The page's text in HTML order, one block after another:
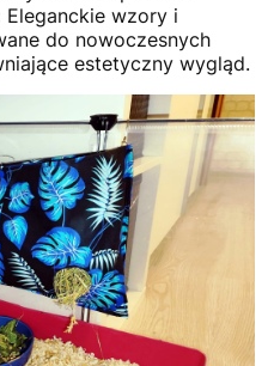
Eleganckie wzory i
do nowoczesnych
estetyczny wygląd.